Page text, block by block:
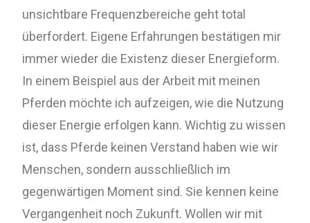
unsichtbare Frequenzbereiche geht total
überfordert. Eigene Erfahrungen bestätigen mir
immer wieder die Existenz dieser Energieform.
In einem Beispiel aus der Arbeit mit meinen
Pferden möchte ich aufzeigen, wie die Nutzung
dieser Energie erfolgen kann. Wichtig zu wissen
ist, dass Pferde keinen Verstand haben wie wir
Menschen, sondern ausschließlich im
gegenwärtigen Moment sind. Sie kennen keine
Vergangenheit noch Zukunft. Wollen wir mit